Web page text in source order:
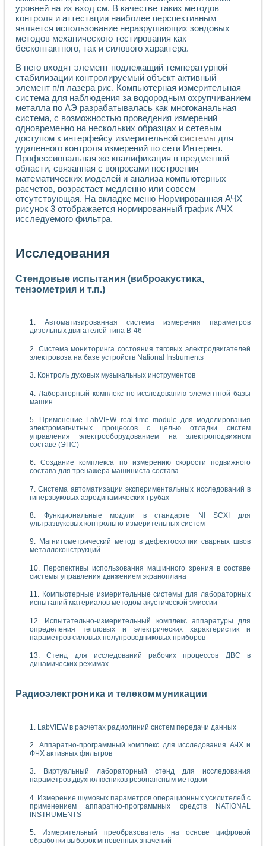
уровней на их вход см. В качестве таких методов
контроля и аттестации наиболее перспективным
является использование неразрушающих зондовых
методов механического тестирования как
бесконтактного, так и силового характера.
В него входят элемент подлежащий температурной
стабилизации контролируемый объект активный
элемент п/п лазера рис. Компьютерная измерительная
система для наблюдения за водородным охрупчиванием
металла по АЭ разрабатывалась как многоканальная
система, с возможностью проведения измерений
одновременно на нескольких образцах и сетевым
доступом к интерфейсу измерительной системы для
удаленного контроля измерений по сети Интернет.
Профессиональная же квалификация в предметной
области, связанная с вопросами построения
математических моделей и анализа компьютерных
расчетов, возрастает медленно или совсем
отсутствующая. На вкладке меню Нормированная АЧХ
рисунок 3 отображается нормированный график АЧХ
исследуемого фильтра.
Исследования
Стендовые испытания (виброакустика,
тензометрия и т.п.)
Автоматизированная система измерения параметров
дизельных двигателей типа В-46
Система мониторинга состояния тяговых электродвигателей
электровоза на базе устройств National Instruments
Контроль духовых музыкальных инструментов
Лабораторный комплекс по исследованию элементной базы
машин
Применение LabVIEW real-time module для моделирования
электромагнитных процессов с целью отладки систем
управления электрооборудованием на электроподвижном
составе (ЭПС)
Создание комплекса по измерению скорости подвижного
состава для тренажера машиниста состава
Система автоматизации экспериментальных исследований в
гиперзвуковых аэродинамических трубах
Функциональные модули в стандарте Nl SCXI для
ультразвуковых контрольно-измерительных систем
Магнитометрический метод в дефектоскопии сварных швов
металлоконструкций
Перспективы использования машинного зрения в составе
системы управления движением экраноплана
Компьютерные измерительные системы для лабораторных
испытаний материалов методом акустической эмиссии
Испытательно-измерительный комплекс аппаратуры для
определения тепловых и электрических характеристик и
параметров силовых полупроводниковых приборов
Стенд для исследований рабочих процессов ДВС в
динамических режимах
Радиоэлектроника и телекоммуникации
LabVIEW в расчетах радиолиний систем передачи данных
Аппаратно-программный комплекс для исследования АЧХ и
ФЧХ активных фильтров
Виртуальный лабораторный стенд для исследования
параметров двухполюсников резонансным методом
Измерение шумовых параметров операционных усилителей с
применением аппаратно-программных средств NATIONAL
INSTRUMENTS
Измерительный преобразователь на основе цифровой
обработки выборок мгновенных значений